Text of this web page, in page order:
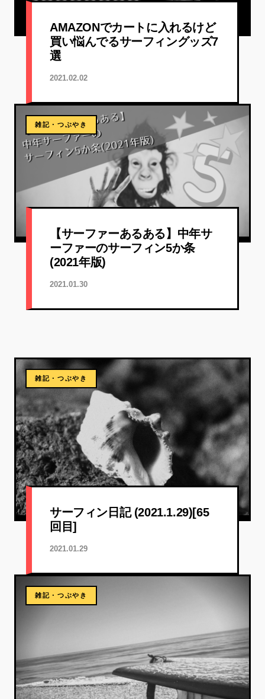
AMAZONでカートに入れるけど
買い悩んでるサーフィングッズ7
選
2021.02.02
雑記・つぶやき
【サーファーあるある】中年サ
ーファーのサーフィン5か条
(2021年版)
2021.01.30
雑記・つぶやき
サーフィン日記 (2021.1.29)[65
回目]
2021.01.29
雑記・つぶやき